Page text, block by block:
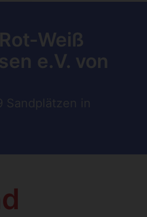
Weiß
e.V. von